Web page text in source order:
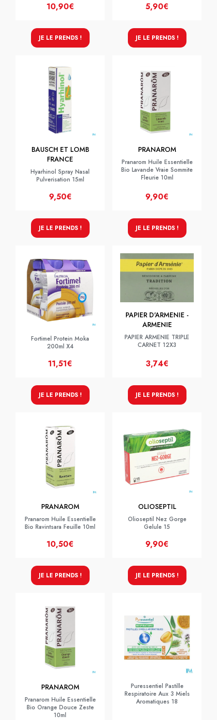
10,90€
JE LE PRENDS !
5,90€
JE LE PRENDS !
BAUSCH ET LOMB
FRANCE
Hyarhinol Spray Nasal
Pulverisation 15ml
9,50€
JE LE PRENDS !
PRANAROM
Pranarom Huile Essentielle
Bio Lavande Vraie Sommite
Fleurie 10ml
9,90€
JE LE PRENDS !
Fortimel Protein Moka
200ml X4
11,51€
JE LE PRENDS !
PAPIER D'ARMENIE -
ARMENIE
PAPIER ARMENIE TRIPLE
CARNET 12X3
3,74€
JE LE PRENDS !
PRANAROM
Pranarom Huile Essentielle
Bio Ravintsara Feuille 10ml
10,50€
JE LE PRENDS !
OLIOSEPTIL
Olioseptil Nez Gorge
Gelule 15
9,90€
JE LE PRENDS !
PRANAROM
Pranarom Huile Essentielle
Bio Orange Douce Zeste
10ml
Puressentiel Pastille
Respiratoire Aux 3 Miels
Aromatiques 18